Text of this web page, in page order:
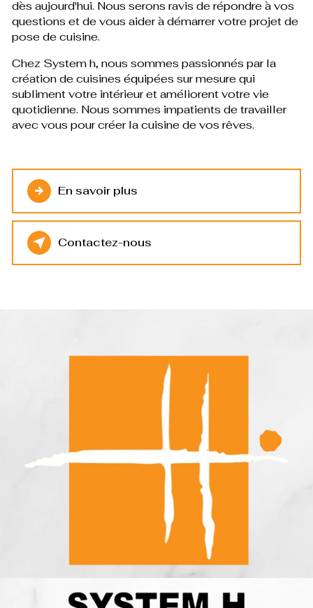
dès aujourd'hui. Nous serons ravis de répondre à vos
questions et de vous aider à démarrer votre projet de
pose de cuisine.
Chez System h, nous sommes passionnés par la
création de cuisines équipées sur mesure qui
subliment votre intérieur et améliorent votre vie
quotidienne. Nous sommes impatients de travailler
avec vous pour créer la cuisine de vos rêves.
En savoir plus
Contactez-nous